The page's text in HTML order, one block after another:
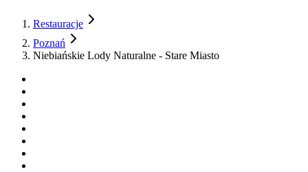
Restauracje
Poznań
Niebiańskie Lody Naturalne - Stare Miasto